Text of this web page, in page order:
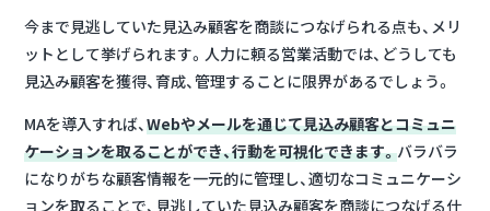
今まで見逃していた見込み顧客を商談につなげられる点も、メリ
ットとして挙げられます。人力に頼る営業活動では、どうしても
見込み顧客を獲得、育成、管理することに限界があるでしょう。
MAを導入すれば、 Webやメールを通じて見込み顧客とコミュニ
ケーションを取ることができ、行動を可視化できます。バラバラ
になりがちな顧客情報を一元的に管理し、適切なコミュニケーシ
ョンを取ることで、見逃していた見込み顧客を商談につなげる仕